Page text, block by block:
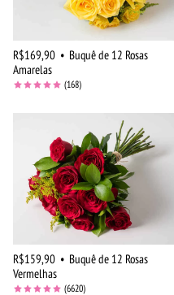
R$169,90 • Buquê de 12 Rosas
Amarelas
(168)
R$159,90 • Buquê de 12 Rosas
Vermelhas
(6620)